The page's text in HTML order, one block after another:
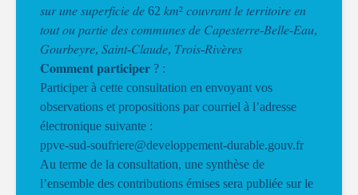
𝑠𝑢𝑟 𝑢𝑛𝑒 𝑠𝑢𝑝𝑒𝑟𝑓𝑖𝑐𝑖𝑒 𝑑𝑒 62 𝑘𝑚² 𝑐𝑜𝑢𝑣𝑟𝑎𝑛𝑡 𝑙𝑒 𝑡𝑒𝑟𝑟𝑖𝑡𝑜𝑖𝑟𝑒 𝑒𝑛
𝑡𝑜𝑢𝑡 𝑜𝑢 𝑝𝑎𝑟𝑡𝑖𝑒 𝑑𝑒𝑠 𝑐𝑜𝑚𝑚𝑢𝑛𝑒𝑠 𝑑𝑒 𝐶𝑎𝑝𝑒𝑠𝑡𝑒𝑟𝑟𝑒-𝐵𝑒𝑙𝑙𝑒-𝐸𝑎𝑢,
𝐺𝑜𝑢𝑟𝑏𝑒𝑦𝑟𝑒, 𝑆𝑎𝑖𝑛𝑡-𝐶𝑙𝑎𝑢𝑑𝑒, 𝑇𝑟𝑜𝑖𝑠-𝑅𝑖𝑣𝑒̀𝑟𝑒𝑠
𝐂𝐨𝐦𝐦𝐞𝐧𝐭 𝐩𝐚𝐫𝐭𝐢𝐜𝐢𝐩𝐞𝐫 ? :
Participer à cette consultation en envoyant vos
observations et propositions par courriel à l’adresse
électronique suivante :
ppve-sud-soufriere@developpement-durable.gouv.fr
Au terme de la consultation, une synthèse de
l’ensemble des contributions émises sera publiée sur le